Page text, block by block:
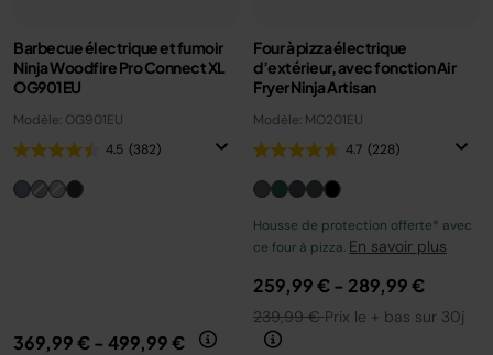
Barbecue électrique et fumoir
Ninja Woodfire Pro Connect XL
OG901EU
Modèle: OG901EU
4.5 (382)
369,99 €- 499,99 €
Four à pizza électrique
d’extérieur, avec fonction Air
Fryer Ninja Artisan
Modèle: MO201EU
4.7 (228)
Housse de protection offerte* avec
ce four à pizza. En savoir plus
259,99 €- 289,99 €
239,99 €Prix le + bas sur 30j